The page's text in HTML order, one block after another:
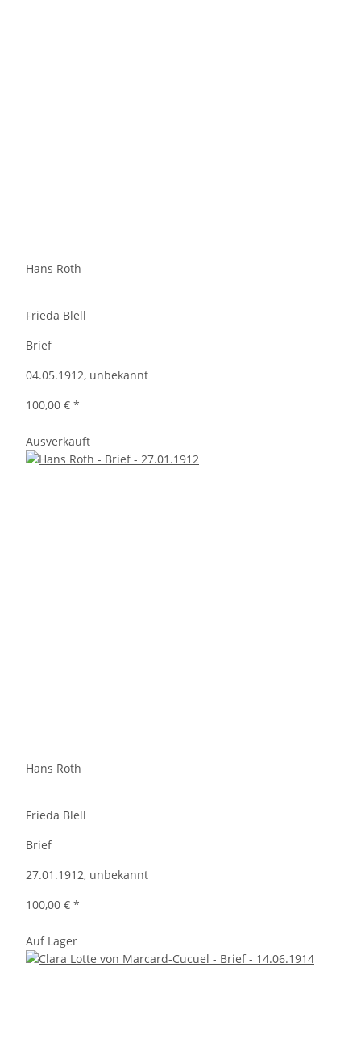
Hans Roth
Frieda Blell
Brief
04.05.1912, unbekannt
100,00 € *
Ausverkauft
Hans Roth
Frieda Blell
Brief
27.01.1912, unbekannt
100,00 € *
Auf Lager